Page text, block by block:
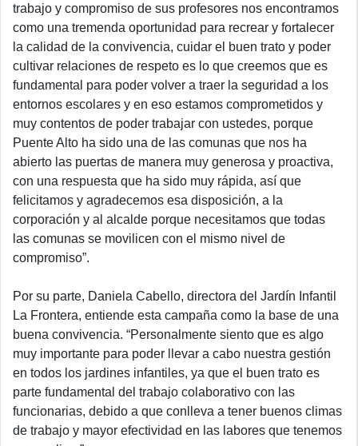
trabajo y compromiso de sus profesores nos encontramos
como una tremenda oportunidad para recrear y fortalecer
la calidad de la convivencia, cuidar el buen trato y poder
cultivar relaciones de respeto es lo que creemos que es
fundamental para poder volver a traer la seguridad a los
entornos escolares y en eso estamos comprometidos y
muy contentos de poder trabajar con ustedes, porque
Puente Alto ha sido una de las comunas que nos ha
abierto las puertas de manera muy generosa y proactiva,
con una respuesta que ha sido muy rápida, así que
felicitamos y agradecemos esa disposición, a la
corporación y al alcalde porque necesitamos que todas
las comunas se movilicen con el mismo nivel de
compromiso”.
Por su parte, Daniela Cabello, directora del Jardín Infantil
La Frontera, entiende esta campaña como la base de una
buena convivencia. “Personalmente siento que es algo
muy importante para poder llevar a cabo nuestra gestión
en todos los jardines infantiles, ya que el buen trato es
parte fundamental del trabajo colaborativo con las
funcionarias, debido a que conlleva a tener buenos climas
de trabajo y mayor efectividad en las labores que tenemos